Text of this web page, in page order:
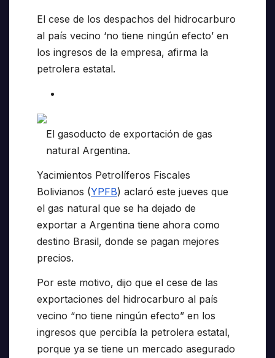
El cese de los despachos del hidrocarburo
al país vecino ‘no tiene ningún efecto’ en
los ingresos de la empresa, afirma la
petrolera estatal.
El gasoducto de exportación de gas
natural Argentina.
Yacimientos Petrolíferos Fiscales
Bolivianos (YPFB) aclaró este jueves que
el gas natural que se ha dejado de
exportar a Argentina tiene ahora como
destino Brasil, donde se pagan mejores
precios.
Por este motivo, dijo que el cese de las
exportaciones del hidrocarburo al país
vecino “no tiene ningún efecto” en los
ingresos que percibía la petrolera estatal,
porque ya se tiene un mercado asegurado